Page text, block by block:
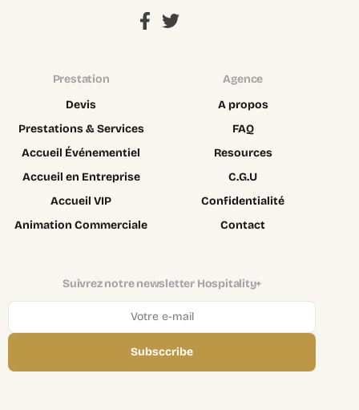
Prestation
Devis
Prestations & Services
Accueil Événementiel
Accueil en Entreprise
Accueil VIP
Animation Commerciale
Agence
A propos
FAQ
Resources
C.G.U
Confidentialité
Contact
Suivrez notre newsletter Hospitality+
Subsccribe